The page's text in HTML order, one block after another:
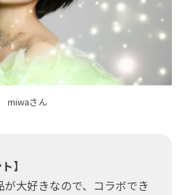
miwaさん
】
大好きなので、コラボでき